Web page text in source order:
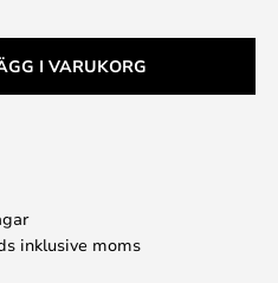
I VARUKORG
inklusive moms